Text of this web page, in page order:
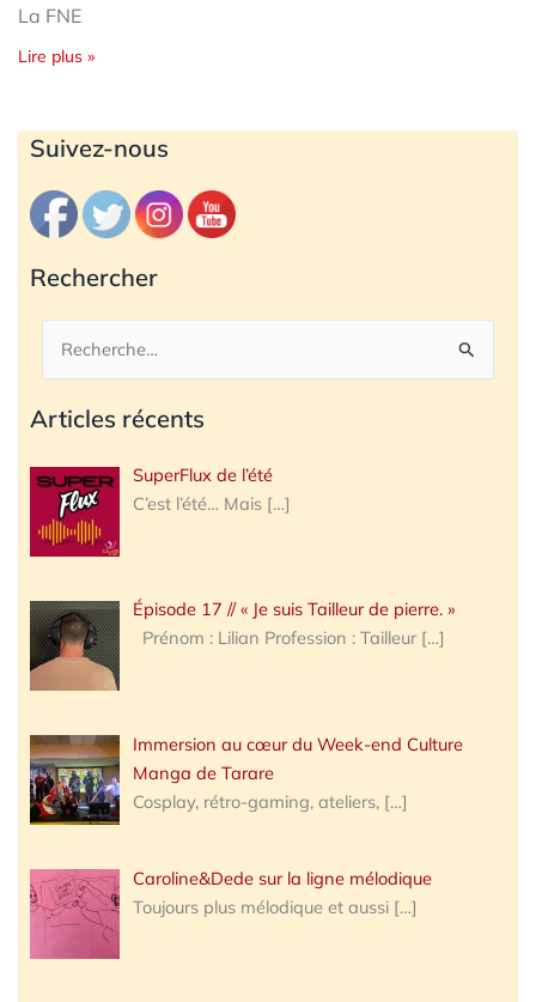
La FNE
Lire plus »
Suivez-nous
Rechercher
Rechercher :
Articles récents
SuperFlux de l’été
C’est l’été… Mais […]
Épisode 17 // « Je suis Tailleur de pierre. »
Prénom : Lilian Profession : Tailleur […]
Immersion au cœur du Week-end Culture
Manga de Tarare
Cosplay, rétro-gaming, ateliers, […]
Caroline&Dede sur la ligne mélodique
Toujours plus mélodique et aussi […]
Archives